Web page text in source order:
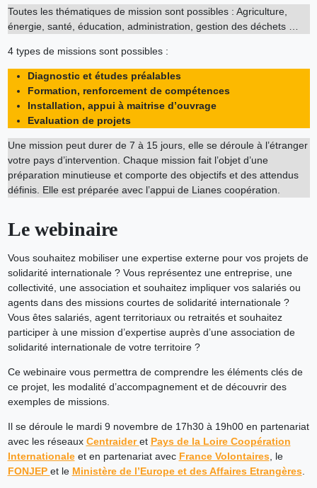
Toutes les thématiques de mission sont possibles : Agriculture,
énergie, santé, éducation, administration, gestion des déchets …
4 types de missions sont possibles :
Diagnostic et études préalables
Formation, renforcement de compétences
Installation, appui à maitrise d’ouvrage
Evaluation de projets
Une mission peut durer de 7 à 15 jours, elle se déroule à l’étranger
votre pays d’intervention. Chaque mission fait l’objet d’une
préparation minutieuse et comporte des objectifs et des attendus
définis. Elle est préparée avec l’appui de Lianes coopération.
Le webinaire
Vous souhaitez mobiliser une expertise externe pour vos projets de
solidarité internationale ? Vous représentez une entreprise, une
collectivité, une association et souhaitez impliquer vos salariés ou
agents dans des missions courtes de solidarité internationale ?
Vous êtes salariés, agent territoriaux ou retraités et souhaitez
participer à une mission d’expertise auprès d’une association de
solidarité internationale de votre territoire ?
Ce webinaire vous permettra de comprendre les éléments clés de
ce projet, les modalité d’accompagnement et de découvrir des
exemples de missions.
Il se déroule le mardi 9 novembre de 17h30 à 19h00 en partenariat
avec les réseaux Centraideret Pays de la Loire Coopération
Internationaleet en partenariat avec France Volontaires, le
FONJEP et le Ministère de l’Europe et des Affaires Etrangères.